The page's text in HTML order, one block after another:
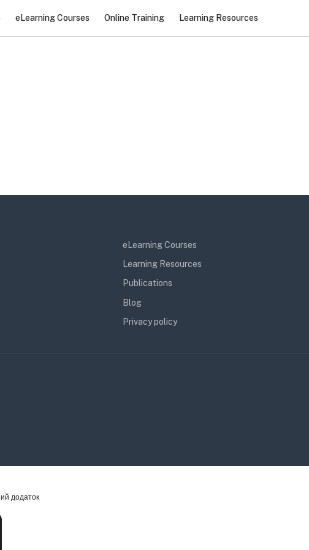
eLearning Courses Online Training Learning Resources
eLearning Courses
Learning Resources
Publications
Blog
Privacy policy
додаток